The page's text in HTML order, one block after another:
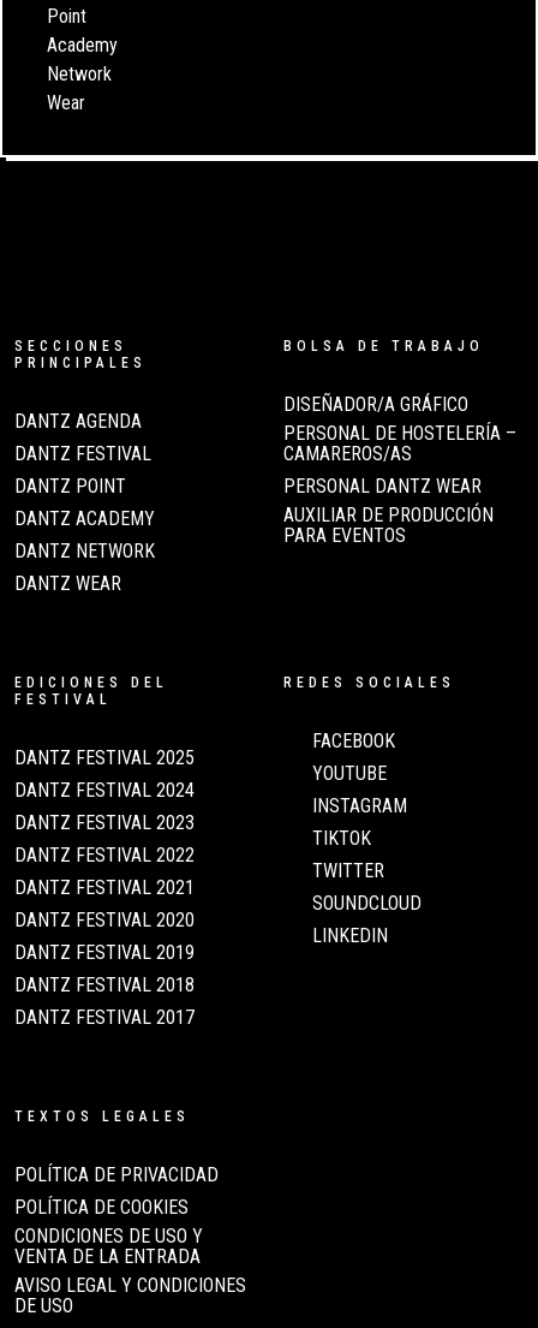
Point
Academy
Network
Wear
SECCIONES
PRINCIPALES
DANTZ AGENDA
DANTZ FESTIVAL
DANTZ POINT
DANTZ ACADEMY
DANTZ NETWORK
DANTZ WEAR
BOLSA DE TRABAJO
DISEÑADOR/A GRÁFICO
PERSONAL DE HOSTELERÍA –
CAMAREROS/AS
PERSONAL DANTZ WEAR
AUXILIAR DE PRODUCCIÓN
PARA EVENTOS
EDICIONES DEL
FESTIVAL
DANTZ FESTIVAL 2025
DANTZ FESTIVAL 2024
DANTZ FESTIVAL 2023
DANTZ FESTIVAL 2022
DANTZ FESTIVAL 2021
DANTZ FESTIVAL 2020
DANTZ FESTIVAL 2019
DANTZ FESTIVAL 2018
DANTZ FESTIVAL 2017
REDES SOCIALES
FACEBOOK
YOUTUBE
INSTAGRAM
TIKTOK
TWITTER
SOUNDCLOUD
LINKEDIN
TEXTOS LEGALES
POLÍTICA DE PRIVACIDAD
POLÍTICA DE COOKIES
CONDICIONES DE USO Y
VENTA DE LA ENTRADA
AVISO LEGAL Y CONDICIONES
DE USO